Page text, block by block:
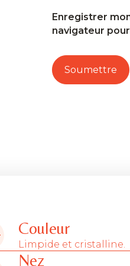
Enregistrer
navigateur
Couleur
Limpide et cristalline.
Nez